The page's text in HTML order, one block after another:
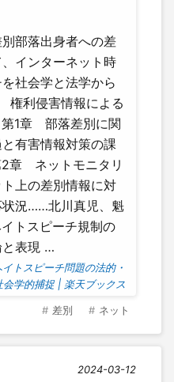
部落出身者への差
インターネット時
社会学と法学から
利侵害情報による
1章 部落差別に関
有害情報対策の課
ネットモニタリ
上の差別情報に対
状況……北川真児、魁
トスピーチ規制の
と表現 …
トスピーチ問題の法的・
会学的捕捉 | 楽天ブックス
差別 ネット
2024-03-12